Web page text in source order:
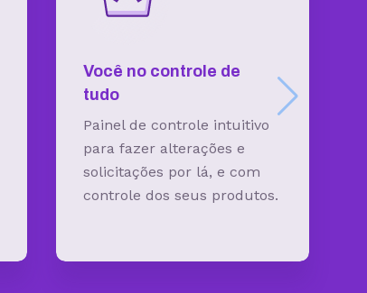
Você no controle de
tudo
Painel de controle intuitivo
para fazer alterações e
solicitações por lá, e com
controle dos seus produtos.